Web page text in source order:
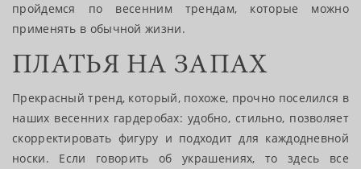
пройдемся по весенним трендам, которые можно
применять в обычной жизни.
ПЛАТЬЯ НА ЗАПАХ
Прекрасный тренд, который, похоже, прочно поселился в
наших весенних гардеробах: удобно, стильно, позволяет
скорректировать фигуру и подходит для каждодневной
носки. Если говорить об украшениях, то здесь все